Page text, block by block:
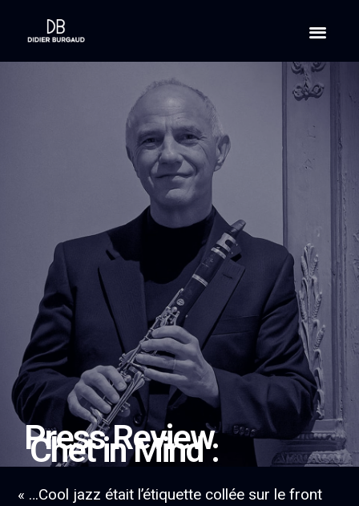
Press Review
Chet in Mind :
« …Cool jazz était l’étiquette collée sur le front